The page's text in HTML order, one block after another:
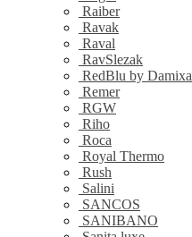
Raiber
Ravak
Raval
RavSlezak
RedBlu by Damixa
Remer
RGW
Riho
Roca
Royal Thermo
Rush
Salini
SANCOS
SANIBANO